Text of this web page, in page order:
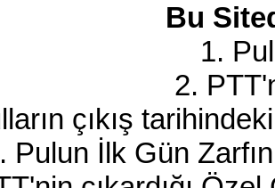
Bu
1.
2.
çıkış
Pulun İlk Gün